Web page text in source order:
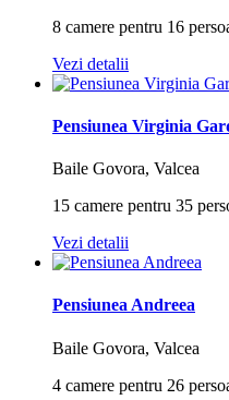
8 camere pentru 16
Vezi detalii
Pensiunea Virginia
Baile Govora, Valcea
15 camere pentru 35
Vezi detalii
Pensiunea Andreea
Baile Govora, Valcea
4 camere pentru 26